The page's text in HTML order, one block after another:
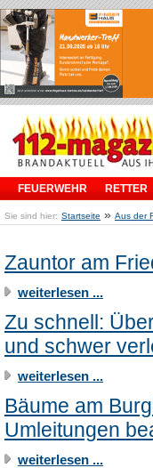
FEUERWEHR RETTER
Sie sind hier: Startseite » Aus der
Zauntor am
weiterlesen ...
Zu schnell:
und schwer
weiterlesen ...
Bäume am
Umleitungen
weiterlesen ...